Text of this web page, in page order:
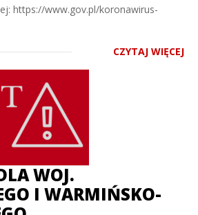
https://www.gov.pl/koronawirus-
CZYTAJ WIĘCEJ
WOJ.
I WARMIŃSKO-